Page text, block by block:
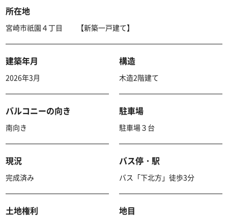
所在地
宮崎市祇園４丁目 【新築一戸建て】
建築年月
2026年3月
構造
木造2階建て
バルコニーの向き
南向き
駐車場
駐車場３台
現況
完成済み
バス停・駅
バス「下北方」徒歩3分
土地権利 地目